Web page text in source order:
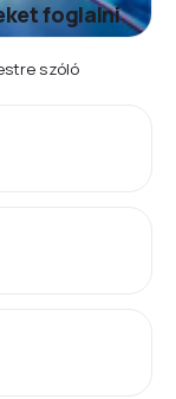
foglalni
szóló